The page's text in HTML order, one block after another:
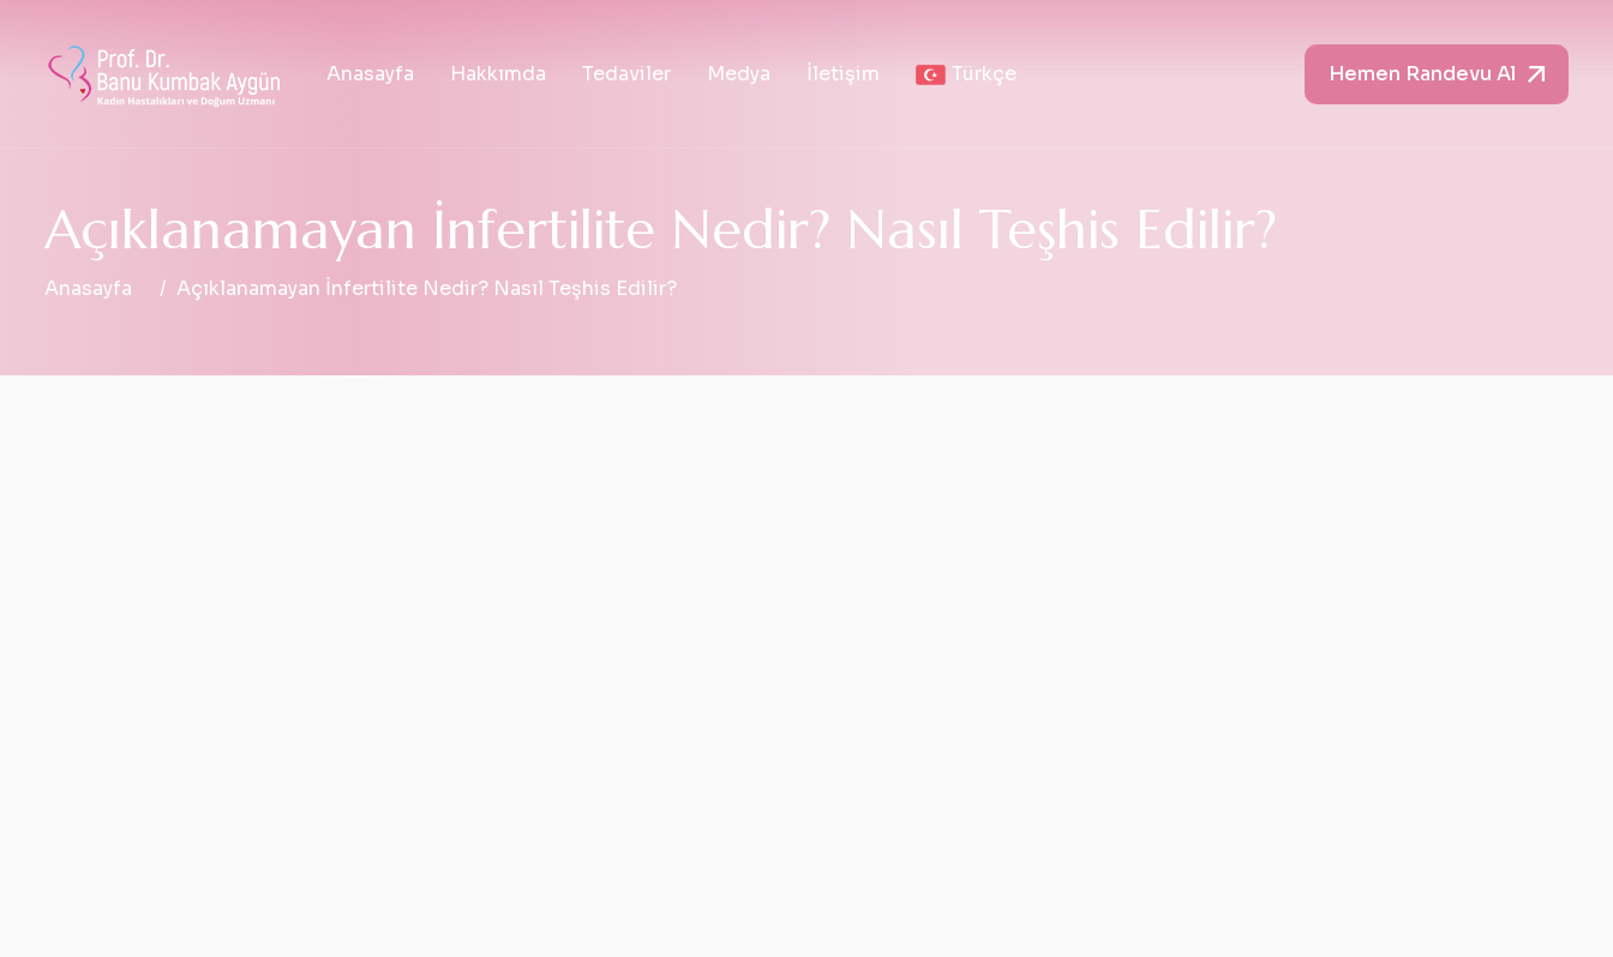
Anasayfa Hakkımda Tedaviler Medya İletişim Türkçe Hemen Randevu Al
Açıklanamayan İnfertilite Nedir? Nasıl Teşhis Edilir?
Anasayfa Açıklanamayan İnfertilite Nedir? Nasıl Teşhis Edilir?